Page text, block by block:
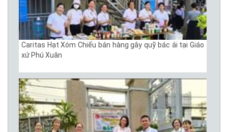
Caritas Hạt Xóm Chiếu bán hàng gây quỹ bác ái tại Giáo
xứ Phú Xuân